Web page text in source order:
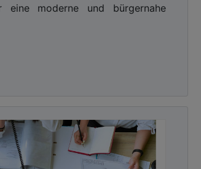
moderne und bürgernahe